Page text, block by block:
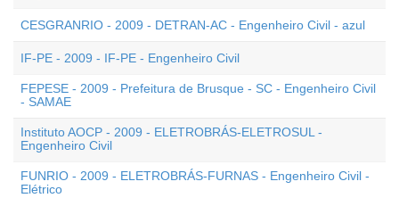
CESGRANRIO - 2009 - DETRAN-AC - Engenheiro Civil - azul
IF-PE - 2009 - IF-PE - Engenheiro Civil
FEPESE - 2009 - Prefeitura de Brusque - SC - Engenheiro Civil
- SAMAE
Instituto AOCP - 2009 - ELETROBRÁS-ELETROSUL -
Engenheiro Civil
FUNRIO - 2009 - ELETROBRÁS-FURNAS - Engenheiro Civil -
Elétrico